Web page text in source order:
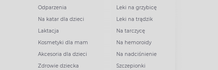
Odparzenia
Na katar dla dzieci
Laktacja
Kosmetyki dla mam
Akcesoria dla dzieci
Zdrowie dziecka
Leki na grzybicę
Leki na trądzik
Na tarczycę
Na hemoroidy
Na nadciśnienie
Szczepionki